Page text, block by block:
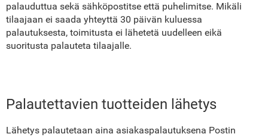
palauduttua sekä sähköpostitse että puhelimitse. Mikäli
tilaajaan ei saada yhteyttä 30 päivän kuluessa
palautuksesta, toimitusta ei lähetetä uudelleen eikä
suoritusta palauteta tilaajalle.
Palautettavien tuotteiden lähetys
Lähetys palautetaan aina asiakaspalautuksena Postin